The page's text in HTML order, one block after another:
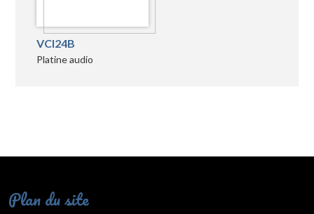
VCI24B
Platine audio
Plan du site